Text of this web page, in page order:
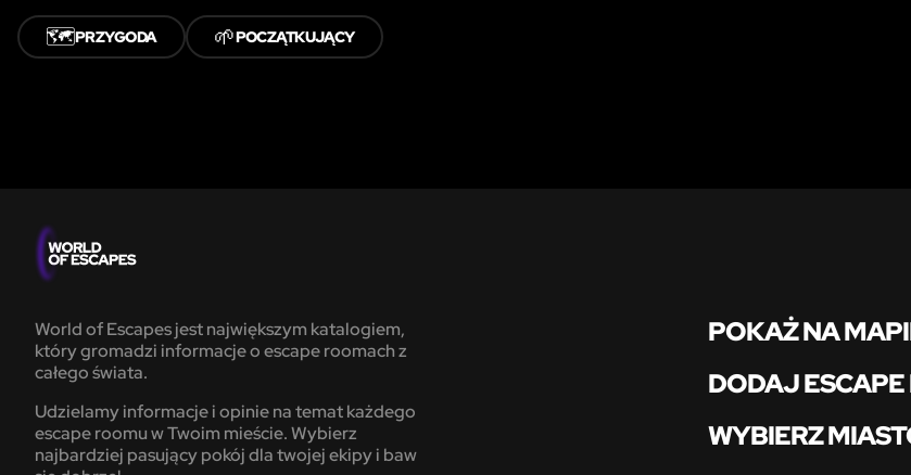
🗺️PRZYGODA 🌱POCZĄTKUJĄCY
World of Escapes jest największym katalogiem,
który gromadzi informacje o escape roomach z
całego świata.
Udzielamy informacje i opinie na temat każdego
escape roomu w Twoim mieście. Wybierz
najbardziej pasujący pokój dla twojej ekipy i baw
POKAŻ NA
DODAJ
WYBIERZ